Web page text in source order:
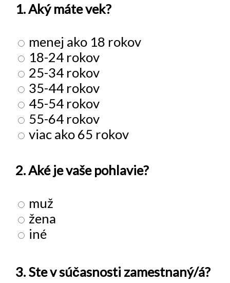
1. Aký máte vek?
menej ako 18 rokov
18-24 rokov
25-34 rokov
35-44 rokov
45-54 rokov
55-64 rokov
viac ako 65 rokov
2. Aké je vaše pohlavie?
muž
žena
iné
3. Ste v súčasnosti zamestnaný/á?